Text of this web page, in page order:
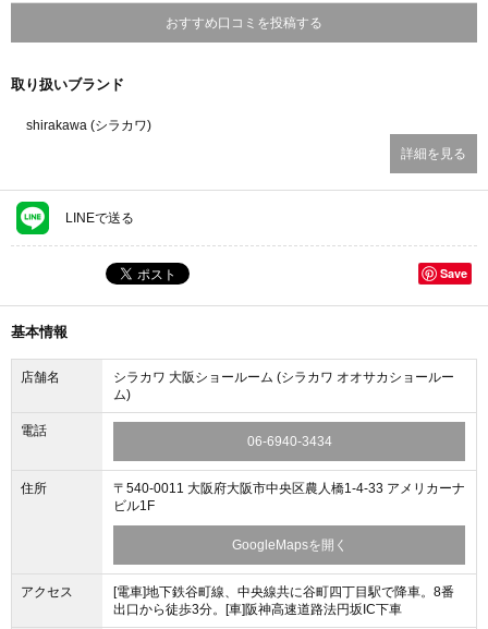
おすすめ口コミを投稿する
取り扱いブランド
shirakawa (シラカワ)
詳細を見る
LINEで送る
Save
基本情報
店舗名
シラカワ 大阪ショールーム (シラカワ オオサカショールー
ム)
電話
06-6940-3434
住所
〒540-0011 大阪府大阪市中央区農人橋1-4-33 アメリカーナ
ビル1F
GoogleMapsを開く
アクセス
[電車]地下鉄谷町線、中央線共に谷町四丁目駅で降車。8番
出口から徒歩3分。[車]阪神高速道路法円坂IC下車